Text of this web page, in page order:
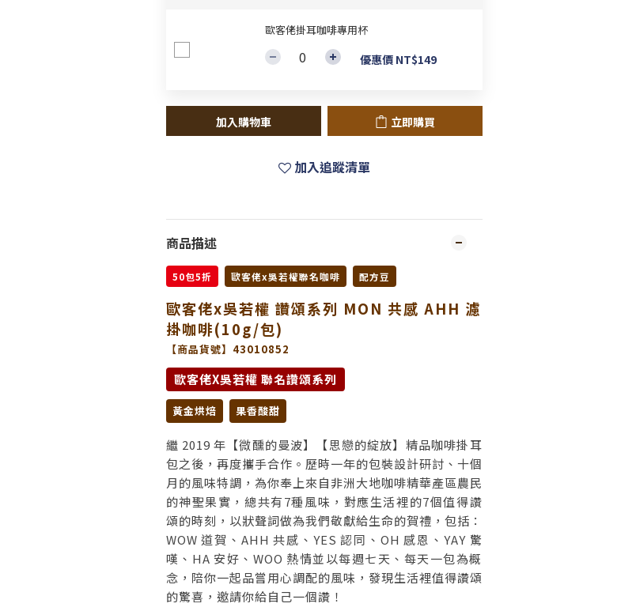
歐客佬掛耳咖啡專用杯
優惠價 NT$149
加入購物車 立即購買
加入追蹤清單
商品描述
50包5折 歐客佬x吳若權聯名咖啡 配方豆
歐客佬x吳若權 讚頌系列 MON 共感 AHH 濾
掛咖啡(10g/包)
【商品貨號】43010852
歐客佬X吳若權 聯名讚頌系列
黃金烘焙 果香酸甜
繼 2019 年【微醺的曼波】【思戀的綻放】精品咖啡掛耳
包之後，再度攜手合作。歷時一年的包裝設計研討、十個
月的風味特調，為你奉上來自非洲大地咖啡精華產區農民
的神聖果實，總共有7種風味，對應生活裡的7個值得讚
頌的時刻，以狀聲詞做為我們敬獻給生命的賀禮，包括：
WOW 道賀、AHH 共感、YES 認同、OH 感恩、YAY 驚
嘆、HA 安好、WOO 熱情並以每週七天、每天一包為概
念，陪你一起品嘗用心調配的風味，發現生活裡值得讚頌
的驚喜，邀請你給自己一個讚！